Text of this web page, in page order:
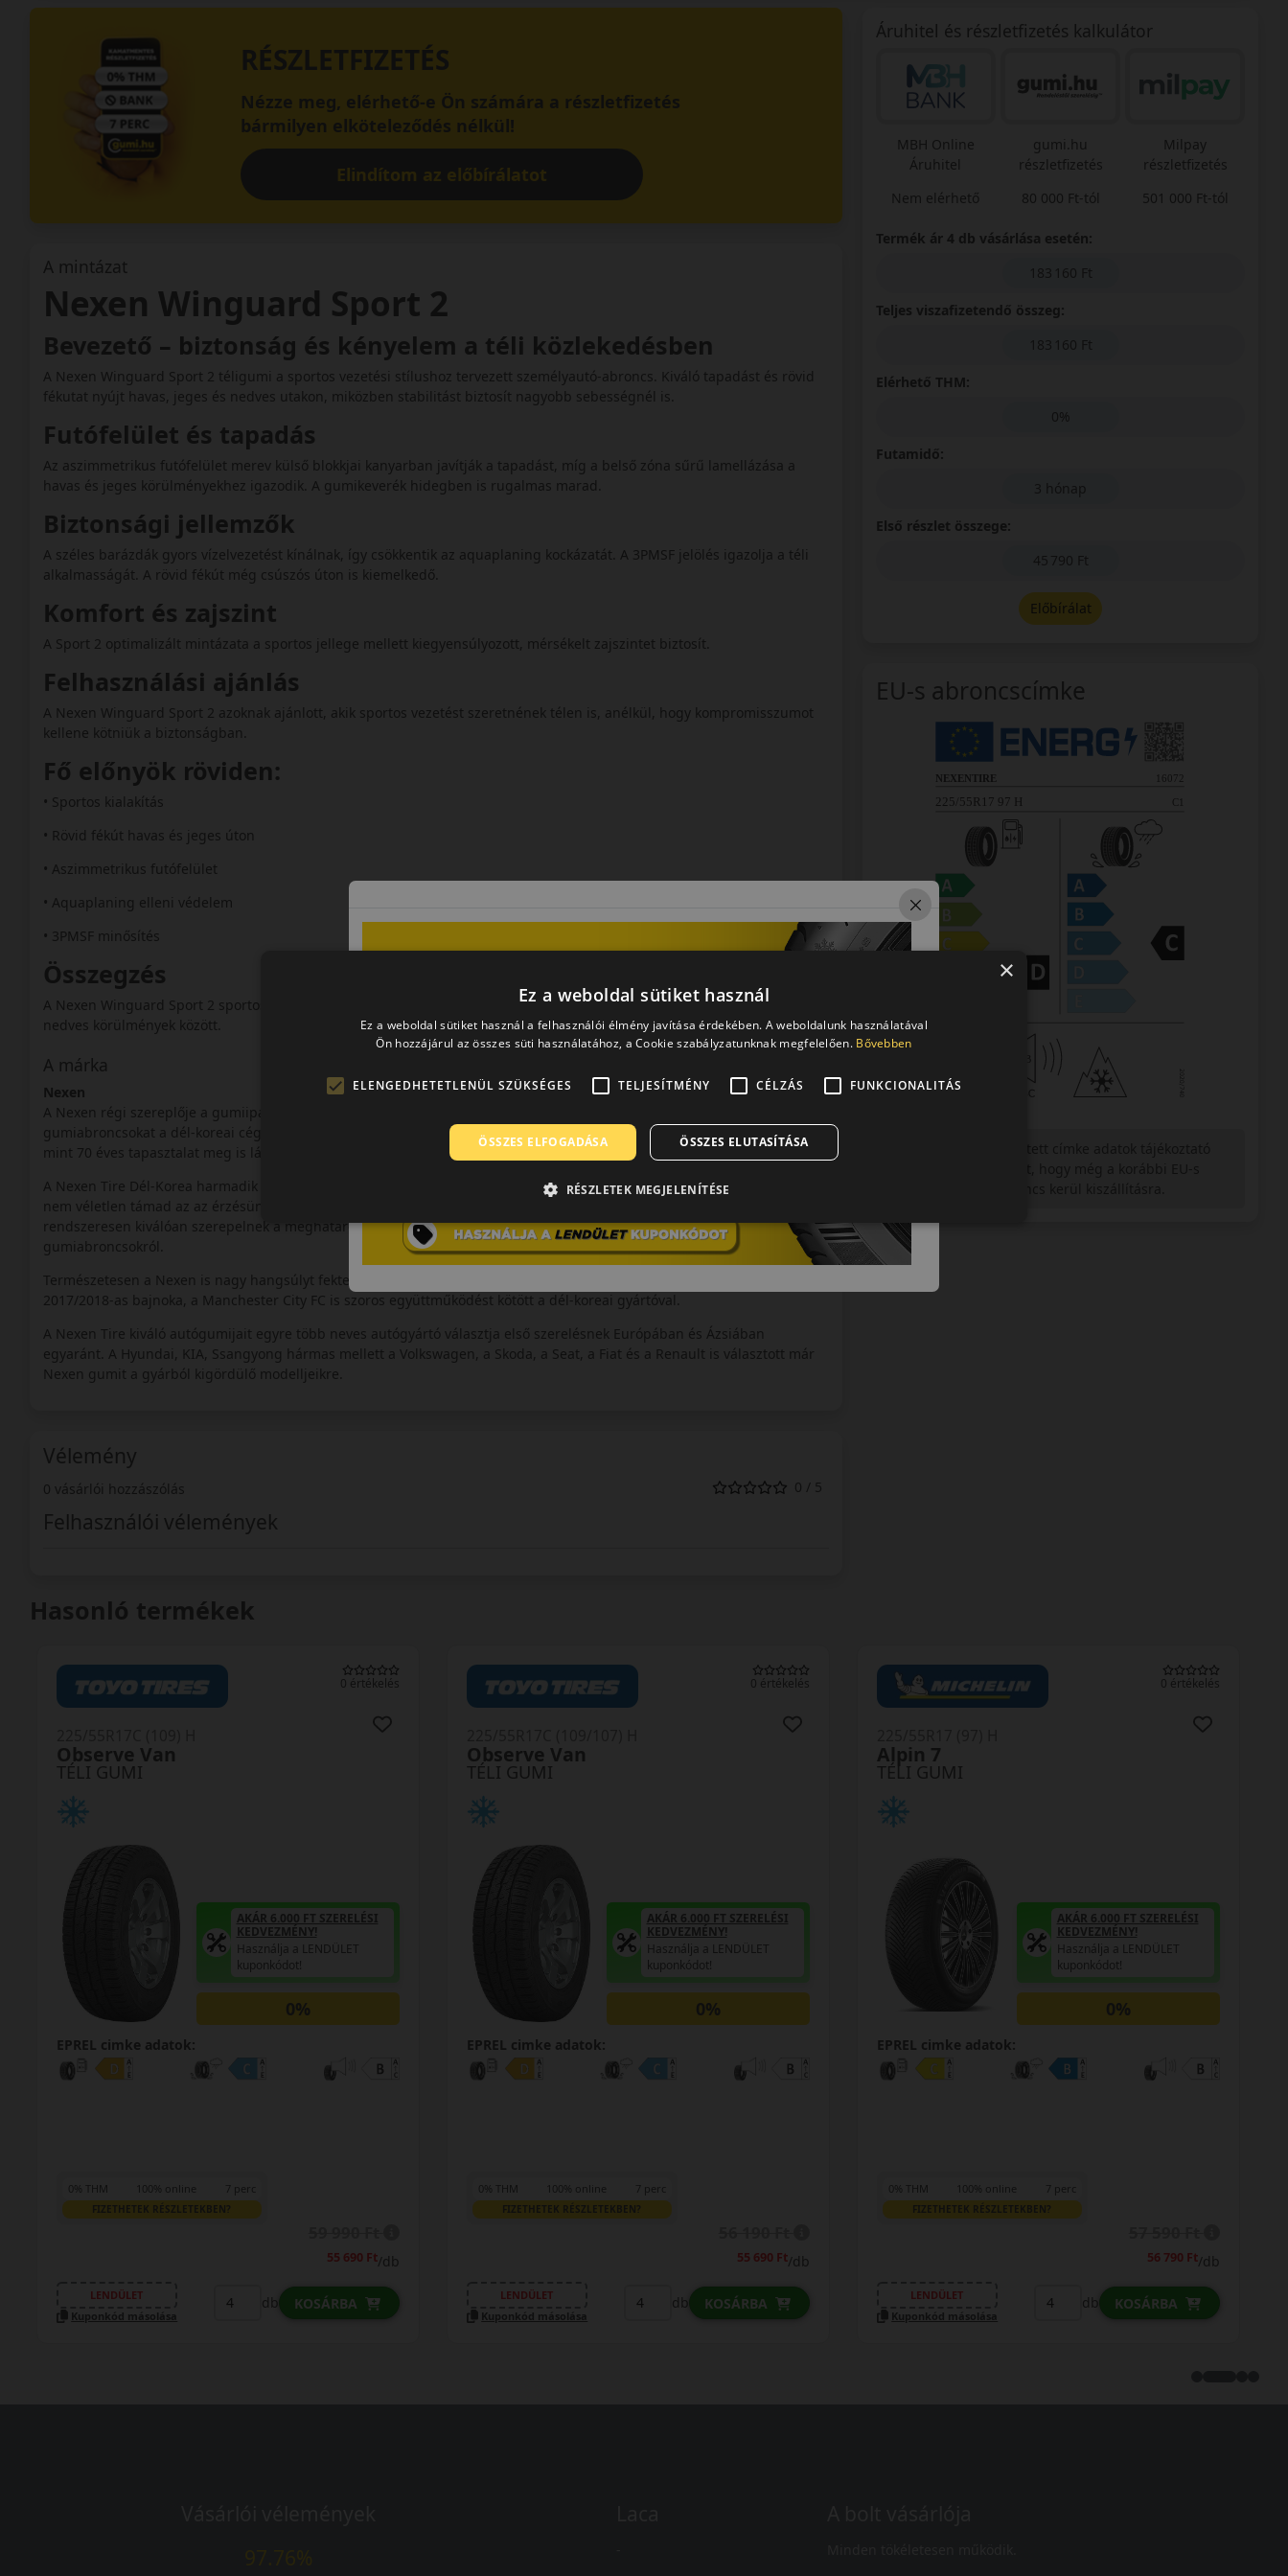
RÉSZLETFIZETÉS
Nézze meg, elérhető-e Ön számára a részletfizetés
bármilyen elköteleződés nélkül!
Elindítom az előbírálatot
A mintázat
Nexen Winguard Sport 2
Bevezető – biztonság és kényelem a téli közlekedésben
A Nexen Winguard Sport 2 téligumi a sportos vezetési stílushoz tervezett személyautó-abroncs. Kiváló tapadást és rövid
fékutat nyújt havas, jeges és nedves utakon, miközben stabilitást biztosít nagyobb sebességnél is.
Futófelület és tapadás
Az aszimmetrikus futófelület merev külső blokkjai kanyarban javítják a tapadást, míg a belső zóna sűrű lamellázása a
havas és jeges körülményekhez igazodik. A gumikeverék hidegben is rugalmas marad.
Biztonsági jellemzők
A széles barázdák gyors vízelvezetést kínálnak, így csökkentik az aquaplaning kockázatát. A 3PMSF jelölés igazolja a téli
alkalmasságát. A rövid fékút még csúszós úton is kiemelkedő.
Komfort és zajszint
A Sport 2 optimalizált mintázata a sportos jellege mellett kiegyensúlyozott, mérsékelt zajszintet biztosít.
Felhasználási ajánlás
A Nexen Winguard Sport 2 azoknak ajánlott, akik sportos vezetést szeretnének télen is, anélkül, hogy kompromisszumot
kellene kötniük a biztonságban.
Fő előnyök röviden:
• Sportos kialakítás
• Rövid fékút havas és jeges úton
• Aszimmetrikus futófelület
• Aquaplaning elleni védelem
• 3PMSF minősítés
Összegzés
A Nexen Winguard Sport 2 sportos karakterű téli gumi, amely a biztonságot és a dinamizmust ötvözi havas, jeges és
nedves körülmények között.
A márka
Nexen
A Nexen régi szereplője a gumiiparnak, és annak ellenére is igaz ez, hogy ezen a néven csak 2000 óta gyárt minőségi
gumiabroncsokat a dél-koreai cég. Heung-A Tire Company néven 1942-ben alapították a gumiabroncsgyártót, és a több
mint 70 éves tapasztalat meg is látszik a Nexen autógumik precíz kidolgozottságán.
A Nexen Tire Dél-Korea harmadik legnagyobb gumiabroncsgyártója, már ami a gyártási kapacitást illeti. Sokszor ugyanis
nem véletlen támad az az érzésünk mintha meg is előzné bizonyos esetekben a nagy konkurenseket. A Nexen autógumik
rendszeresen kiválóan szerepelnek a meghatározó teszteken, legyen szó nyári-, téli- vagy éppen négyévszakos
gumiabroncsokról.
Természetesen a Nexen is nagy hangsúlyt fektet az autó- és motorsport támogatására, de az angol Premier Liga
2017/2018-as bajnoka, a Manchester City FC is szoros együttműködést kötött a dél-koreai gyártóval.
A Nexen Tire kiváló autógumijait egyre több neves autógyártó választja első szerelésnek Európában és Ázsiában
egyaránt. A Hyundai, KIA, Ssangyong hármas mellett a Volkswagen, a Skoda, a Seat, a Fiat és a Renault is választott már
Nexen gumit a gyárból kigördülő modelljeikre.
Vélemény
0 vásárlói hozzászólás 0 / 5
Felhasználói vélemények
Áruhitel és részletfizetés kalkulátor
MBH Online
Áruhitel
Nem elérhető
gumi.hu
részletfizetés
80 000 Ft-tól
Milpay
részletfizetés
501 000 Ft-tól
Termék ár 4 db vásárlása esetén:
183 160 Ft
Teljes viszafizetendő összeg:
183 160 Ft
Elérhető THM:
0%
Futamidő:
3 hónap
Első részlet összege:
45 790 Ft
Előbírálat
EU-s abroncscímke
Hasonló termékek
0 értékelés
TÉLI GUMI
TS 870P
Használja a LENDÜLET
kuponkódot!
0%
EPREL cimke adatok:
0% THM 100% online 7 perc
FIZETHETEK RÉSZLETEKBEN?
57 990 Ft/db
LENDÜLET
Kuponkód másolása
db KOSÁRBA
0 értékelés
TÉLI GUMI
Alpin 5 *MOE ZP
AKÁR 6.000 FT SZERELÉSI
KEDVEZMÉNY!
Használja a LENDÜLET
kuponkódot!
0%
EPREL cimke adatok:
0% THM 100% online 7 perc
FIZETHETEK RÉSZLETEKBEN?
63 190 Ft/db
LENDÜLET
Kuponkód másolása
db KOSÁRBA
0 értékelés
TÉLI GUMI
LM001* RFT
AKÁR 6.000 FT SZERELÉSI
KEDVEZMÉNY!
Használja a LENDÜLET
kuponkódot!
0%
EPREL cimke adatok:
0% THM 100% online 7 perc
FIZETHETEK RÉSZLETEKBEN?
64 790 Ft/db
LENDÜLET
Kuponkód másolása
db KOSÁRBA
×
Ez a weboldal sütiket használ
Ez a weboldal sütiket használ a felhasználói élmény javítása érdekében. A weboldalunk használatával
Ön hozzájárul az összes süti használatához, a Cookie szabályzatunknak megfelelően. Bővebben
ELENGEDHETETLENÜL SZÜKSÉGES TELJESÍTMÉNY CÉLZÁS FUNKCIONALITÁS
ÖSSZES ELFOGADÁSA ÖSSZES ELUTASÍTÁSA
RÉSZLETEK MEGJELENÍTÉSE